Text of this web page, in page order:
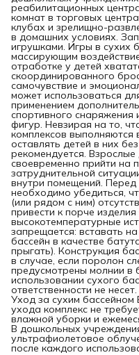
реабилитационных
комнат в торговых
клубах и зрелищно-
в домашних условиях.
игрушками. Игры в сухих
массирующим
отработке у детей
скоординированного
самочувствие и
может использоваться
применением
спортивного
фигур. Невзирая на то,
комплексов выполняются
оставлять детей в них
рекомендуется.
своевременно прийти на
затруднительной
внутри помещений. Перед
необходимо убе­диться,
(или рядом с ним)
привести к порче
высокотемпературные
запрещается: вставать
бассейн в качестве
прыгать). Конструкция
в случае, если поролон
предусмотрены молнии в
использовании сухого
ответственности не
Уход за сухим
ухода комплекс не
влажной уборки и
В дошкольных
ультрафиолетовое
после каждого